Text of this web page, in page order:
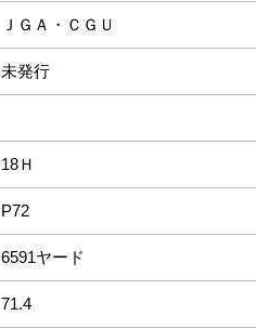
ＪＧＡ・ＣＧＵ
未発行
18Ｈ
P72
6591ヤード
71.4